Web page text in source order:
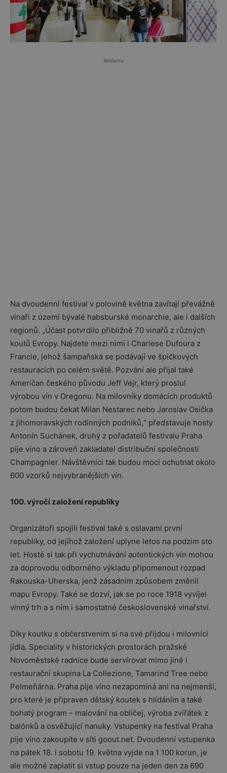
Reklama
Na dvoudenní festival v polovině května zavítají převážně
vinaři z území bývalé habsburské monarchie, ale i dalších
regionů. „Účast potvrdilo přibližně 70 vinařů z různých
koutů Evropy. Najdete mezi nimi i Charlese Dufoura z
Francie, jehož šampaňská se podávají ve špičkových
restauracích po celém světě. Pozvání ale přijal také
Američan českého původu Jeff Vejr, který proslul
výrobou vín v Oregonu. Na milovníky domácích produktů
potom budou čekat Milan Nestarec nebo Jaroslav Osička
z jihomoravských rodinných podniků,“ představuje hosty
Antonín Suchánek, druhý z pořadatelů festivalu Praha
pije víno a zároveň zakladatel distribuční společnosti
Champagnier. Návštěvníci tak budou moci ochutnat okolo
600 vzorků nejvybranějších vín.
100. výročí založení republiky
Organizátoři spojili festival také s oslavami první
republiky, od jejíhož založení uplyne letos na podzim sto
let. Hosté si tak při vychutnávání autentických vín mohou
za doprovodu odborného výkladu připomenout rozpad
Rakouska-Uherska, jenž zásadním způsobem změnil
mapu Evropy. Také se dozví, jak se po roce 1918 vyvíjel
vinný trh a s ním i samostatné československé vinařství.
Díky koutku s občerstvením si na své přijdou i milovníci
jídla. Speciality v historických prostorách pražské
Novoměstské radnice bude servírovat mimo jiné i
restaurační skupina La Collezione, Tamarind Tree nebo
Pelmeňárna. Praha pije víno nezapomíná ani na nejmenší,
pro které je připraven dětský koutek s hlídáním a také
bohatý program – malování na obličej, výroba zvířátek z
balónků a osvěžující nanuky. Vstupenky na festival Praha
pije víno zakoupíte v síti goout.net. Dvoudenní vstupenka
na pátek 18. i sobotu 19. května vyjde na 1 100 korun, je
ale možné zaplatit si vstup pouze na jeden den za 690